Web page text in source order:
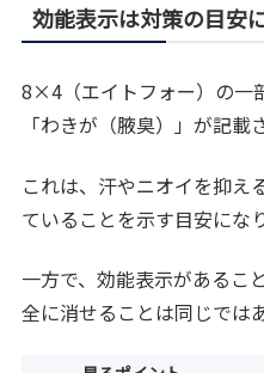
効能表示は対策の目安
8×4（エイトフォー）の一
「わきが（腋臭）」が記載
これは、汗やニオイを抑え
ていることを示す目安にな
一方で、効能表示があるこ
全に消せることは同じでは